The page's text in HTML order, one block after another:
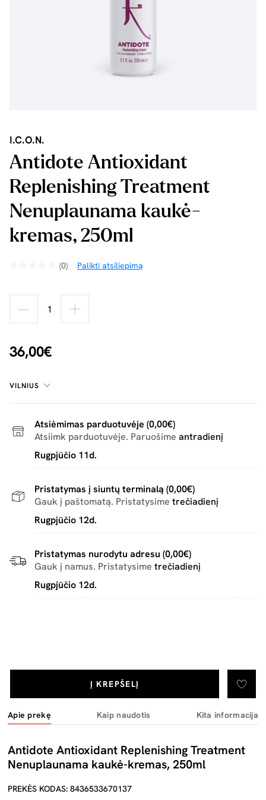
I.C.O.N.
Antidote Antioxidant
Replenishing Treatment
Nenuplaunama kaukė-
kremas, 250ml
(0) Palikti atsiliepimą
36,00€
Į KREPŠELĮ
VILNIUS
Atsiėmimas parduotuvėje (0,00€)
Atsiimk parduotuvėje. Paruošime antradienį
Rugpjūčio 11d.
Pristatymas į siuntų terminalą (0,00€)
Gauk į paštomatą. Pristatysime trečiadienį
Rugpjūčio 12d.
Pristatymas nurodytu adresu (0,00€)
Gauk į namus. Pristatysime trečiadienį
Rugpjūčio 12d.
Apie prekę Kaip naudotis Kita informacija
Antidote Antioxidant Replenishing Treatment
Nenuplaunama kaukė-kremas, 250ml
PREKĖS KODAS: 8436533670137